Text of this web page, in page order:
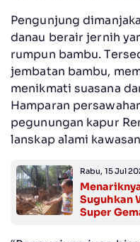
Pengunjung
danau berair jernih
rumpun bambu.
jembatan bambu,
menikmati suasana
Hamparan
pegunungan kapur
lanskap alami
Rabu, 15 Jul
Suguhkan
Super